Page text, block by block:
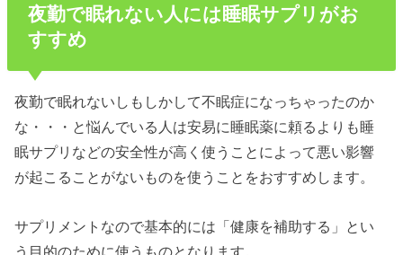
夜勤で眠れない人には睡眠サプリがお
すすめ
夜勤で眠れないしもしかして不眠症になっちゃったのか
な・・・と悩んでいる人は安易に睡眠薬に頼るよりも睡
眠サプリなどの安全性が高く使うことによって悪い影響
が起こることがないものを使うことをおすすめします。
サプリメントなので基本的には「健康を補助する」とい
う目的のために使うものとなります。